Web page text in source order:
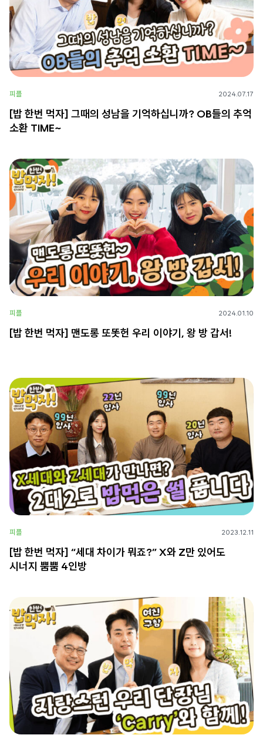
피플 2024.07.17
[밥 한번 먹자] 그때의 성남을 기억하십니까? OB들의 추억
소환 TIME~
피플 2024.01.10
[밥 한번 먹자] 맨도롱 또똣헌 우리 이야기, 왕 방 갑서!
피플 2023.12.11
[밥 한번 먹자] “세대 차이가 뭐죠?” X와 Z만 있어도
시너지 뿜뿜 4인방